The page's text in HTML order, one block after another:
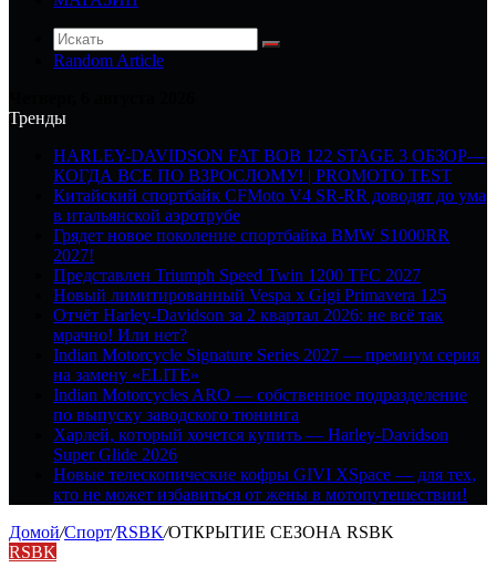
Random Article
Тренды
HARLEY-DAVIDSON FAT BOB 122 STAGE 3 ОБЗОР—
КОГДА ВСЕ ПО ВЗРОСЛОМУ! | PROMOTO TEST
Китайский спортбайк CFMoto V4 SR-RR доводят до ума
в итальянской аэротрубе
Грядет новое поколение спортбайка BMW S1000RR
2027!
Представлен Triumph Speed Twin 1200 TFC 2027
Новый лимитированный Vespa x Gigi Primavera 125
Отчёт Harley-Davidson за 2 квартал 2026: не всё так
мрачно! Или нет?
Indian Motorcycle Signature Series 2027 — премиум серия
на замену «ELITE»
Indian Motorcycles ARO — собственное подразделение
по выпуску заводского тюнинга
Харлей, который хочется купить — Harley-Davidson
Super Glide 2026
Новые телескопические кофры GIVI XSpace — для тех,
кто не может избавиться от жены в мотопутешествии!
Домой/Спорт/RSBK/ОТКРЫТИЕ СЕЗОНА RSBK
RSBK